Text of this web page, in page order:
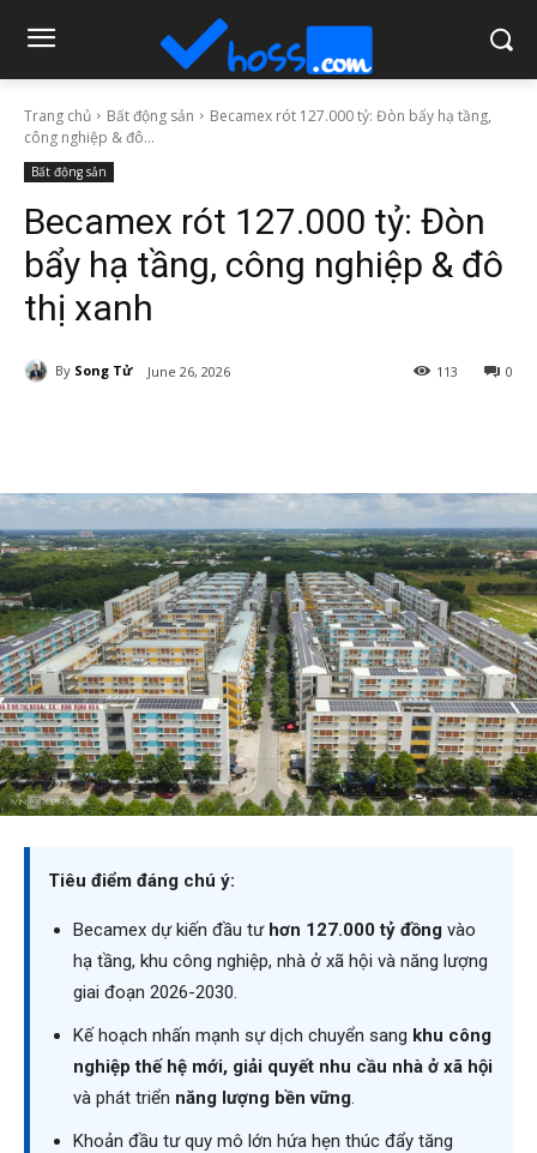
Trang chủ Bất động sản
Becamex rót 127.000 tỷ: Đòn bẩy hạ tầng,
công nghiệp & đô...
Bất động sản
Becamex rót 127.000 tỷ: Đòn
bẩy hạ tầng, công nghiệp & đô
thị xanh
By Song Tử June 26, 2026 0
113
Tiêu điểm đáng chú ý:
Becamex dự kiến đầu tư hơn 127.000 tỷ đồng vào
hạ tầng, khu công nghiệp, nhà ở xã hội và năng lượng
giai đoạn 2026-2030.
Kế hoạch nhấn mạnh sự dịch chuyển sang khu công
nghiệp thế hệ mới, giải quyết nhu cầu nhà ở xã hội
và phát triển năng lượng bền vững.
Khoản đầu tư quy mô lớn hứa hẹn thúc đẩy tăng